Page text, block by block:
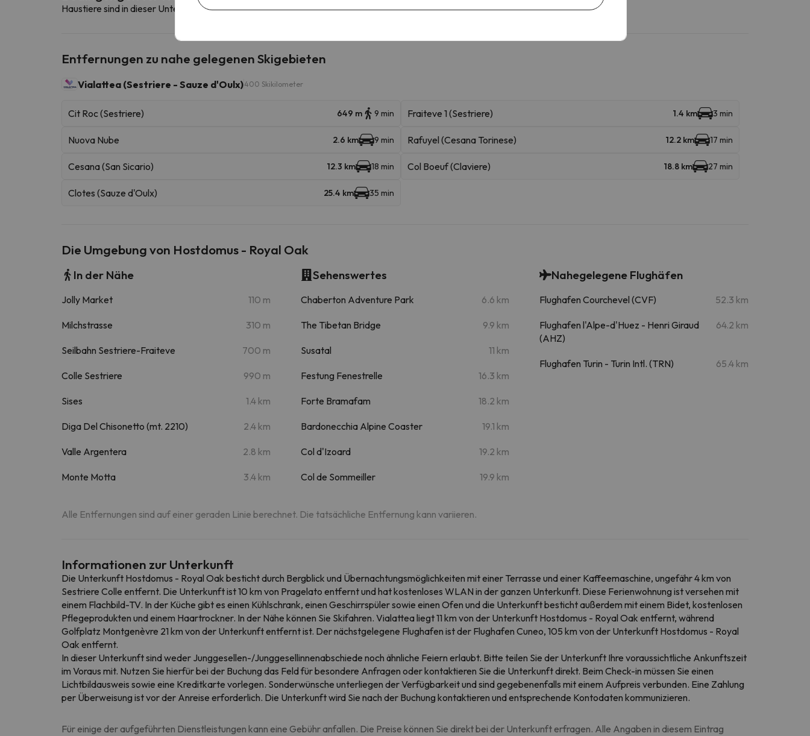
Haustiere sind in dieser Unterkunft nicht erlaubt.
Entfernungen zu nahe gelegenen Skigebieten
Vialattea (Sestriere - Sauze d'Oulx)400 Skikilometer
Cit Roc (Sestriere) 649 m 9 min Fraiteve 1 (Sestriere) 1.4 km 3 min
Nuova Nube 2.6 km 9 min Rafuyel (Cesana Torinese) 12.2 km 17 min
Cesana (San Sicario) 12.3 km 18 min Col Boeuf (Claviere) 18.8 km 27 min
Clotes (Sauze d'Oulx) 25.4 km 35 min
Die Umgebung von Hostdomus - Royal Oak
In der Nähe
Jolly Market 110 m
Milchstrasse 310 m
Seilbahn Sestriere-Fraiteve 700 m
Colle Sestriere 990 m
Sises 1.4 km
Diga Del Chisonetto (mt. 2210) 2.4 km
Valle Argentera 2.8 km
Monte Motta 3.4 km
Sehenswertes
Chaberton Adventure Park 6.6 km
The Tibetan Bridge 9.9 km
Susatal 11 km
Festung Fenestrelle 16.3 km
Forte Bramafam 18.2 km
Bardonecchia Alpine Coaster 19.1 km
Col d'Izoard 19.2 km
Col de Sommeiller 19.9 km
Nahegelegene Flughäfen
Flughafen Courchevel (CVF) 52.3 km
Flughafen l'Alpe-d'Huez - Henri Giraud
(AHZ)
64.2 km
Flughafen Turin - Turin Intl. (TRN) 65.4 km
Alle Entfernungen sind auf einer geraden Linie berechnet. Die tatsächliche Entfernung kann variieren.
Informationen zur Unterkunft
Die Unterkunft Hostdomus - Royal Oak besticht durch Bergblick und Übernachtungsmöglichkeiten mit einer Terrasse und einer Kaffeemaschine, ungefähr 4 km von
Sestriere Colle entfernt. Die Unterkunft ist 10 km von Pragelato entfernt und hat kostenloses WLAN in der ganzen Unterkunft. Diese Ferienwohnung ist versehen mit
einem Flachbild-TV. In der Küche gibt es einen Kühlschrank, einen Geschirrspüler sowie einen Ofen und die Unterkunft besticht außerdem mit einem Bidet, kostenlosen
Pflegeprodukten und einem Haartrockner. In der Nähe können Sie Skifahren. Vialattea liegt 11 km von der Unterkunft Hostdomus - Royal Oak entfernt, während
Golfplatz Montgenèvre 21 km von der Unterkunft entfernt ist. Der nächstgelegene Flughafen ist der Flughafen Cuneo, 105 km von der Unterkunft Hostdomus - Royal
Oak entfernt.
In dieser Unterkunft sind weder Junggesellen-/Junggesellinnenabschiede noch ähnliche Feiern erlaubt. Bitte teilen Sie der Unterkunft Ihre voraussichtliche Ankunftszeit
im Voraus mit. Nutzen Sie hierfür bei der Buchung das Feld für besondere Anfragen oder kontaktieren Sie die Unterkunft direkt. Beim Check-in müssen Sie einen
Lichtbildausweis sowie eine Kreditkarte vorlegen. Sonderwünsche unterliegen der Verfügbarkeit und sind gegebenenfalls mit einem Aufpreis verbunden. Eine Zahlung
per Überweisung ist vor der Anreise erforderlich. Die Unterkunft wird Sie nach der Buchung kontaktieren und entsprechende Kontodaten kommunizieren.
Für einige der aufgeführten Dienstleistungen kann eine Gebühr anfallen. Die Preise können Sie direkt bei der Unterkunft erfragen. Alle Angaben in diesem Eintrag